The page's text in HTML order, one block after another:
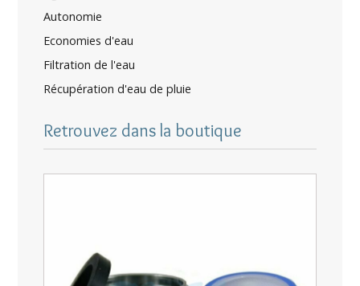
Autonomie
Economies d'eau
Filtration de l'eau
Récupération d'eau de pluie
Retrouvez dans la boutique